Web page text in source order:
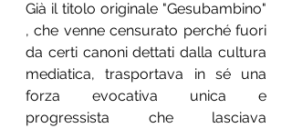
Già il titolo originale "Gesubambino"
, che venne censurato perché fuori
da certi canoni dettati dalla cultura
mediatica, trasportava in sé una
forza evocativa unica e
progressista che lasciava